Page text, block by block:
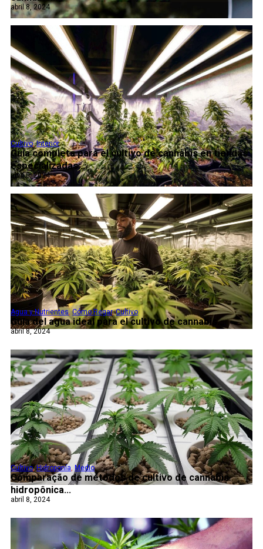
abril 8, 2024
Guía completa para el cultivo de cannabis en tiendas
especializadas...
Cultivo,Interior
abril 8, 2024
Guía del agua ideal para el cultivo de cannabis...
Agua y Nutrientes,Cómo Regar,Cultivo
abril 8, 2024
Comparação de métodos de cultivo de cannabis
hidropônica...
Cultivo,Hidroponía, Medio
abril 8, 2024